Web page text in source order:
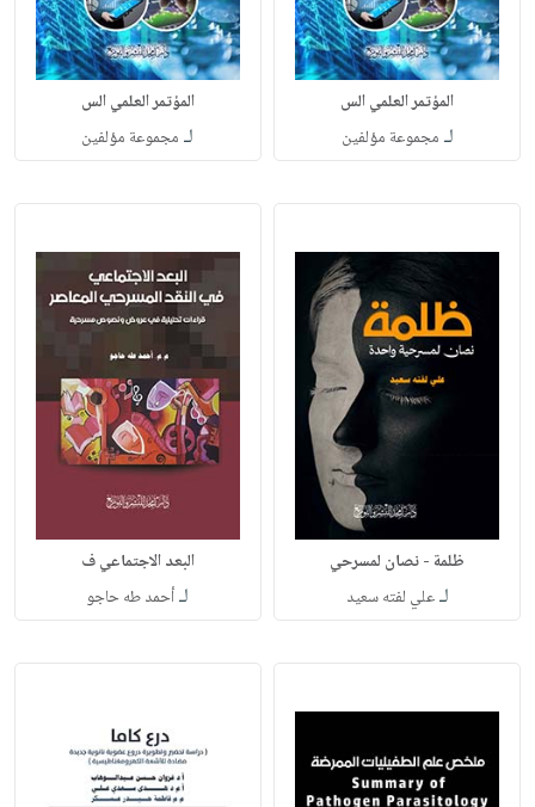
المؤتمر العلمي الس
لـ مجموعة مؤلفين
المؤتمر العلمي الس
لـ مجموعة مؤلفين
ظلمة - نصان لمسرحي
لـعلي لفته سعيد
البعد الاجتماعي ف
لـأحمد طه حاجو